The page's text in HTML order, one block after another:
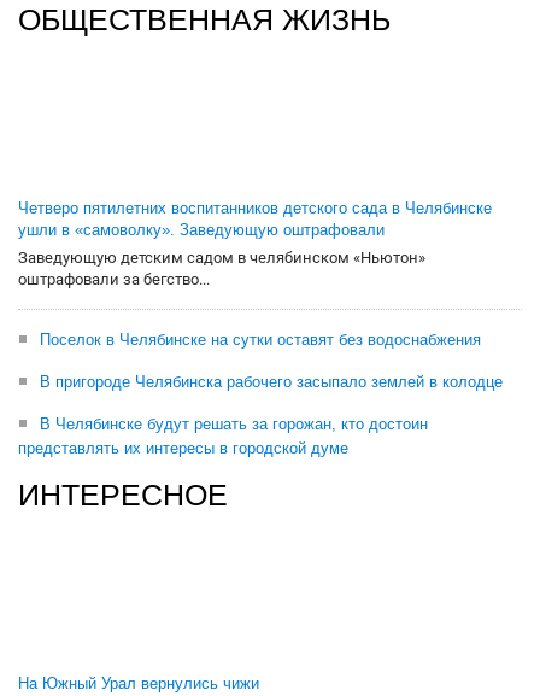
ОБЩЕСТВЕННАЯ ЖИЗНЬ
Четверо пятилетних воспитанников детского сада в Челябинске
ушли в «самоволку». Заведующую оштрафовали
Заведующую детским садом в челябинском «Ньютон»
оштрафовали за бегство...
Поселок в Челябинске на сутки оставят без водоснабжения
В пригороде Челябинска рабочего засыпало землей в колодце
В Челябинске будут решать за горожан, кто достоин
представлять их интересы в городской думе
ИНТЕРЕСНОЕ
На Южный Урал вернулись чижи